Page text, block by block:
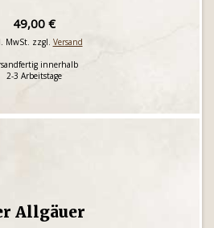
49,00 €
MwSt. zzgl. Versand
innerhalb
2-3 Arbeitstage
Allgäuer